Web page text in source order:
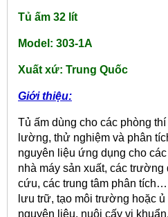
Tủ ấm 32 lít
Model: 303-1A
Xuất xứ: Trung Quốc
Giới thiệu:
Tủ ấm dùng cho các phòng
lường, thử nghiệm và phân
nguyên liệu ứng dụng cho
nhà máy sản xuất, các
cứu, các trung tâm phân
lưu trữ, tạo môi trường hoặc
nguyên liệu, nuôi cấy vi